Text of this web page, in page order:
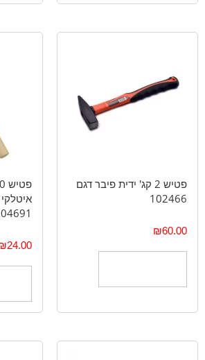
פטיש 2 קג' ידית פיבר דגם
102466
₪60.00
24.00